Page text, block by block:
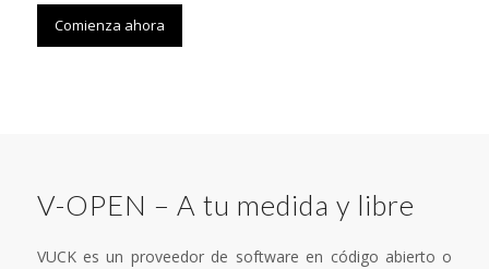
Comienza ahora
V-OPEN – A tu medida y libre
VUCK es un proveedor de software en código abierto o